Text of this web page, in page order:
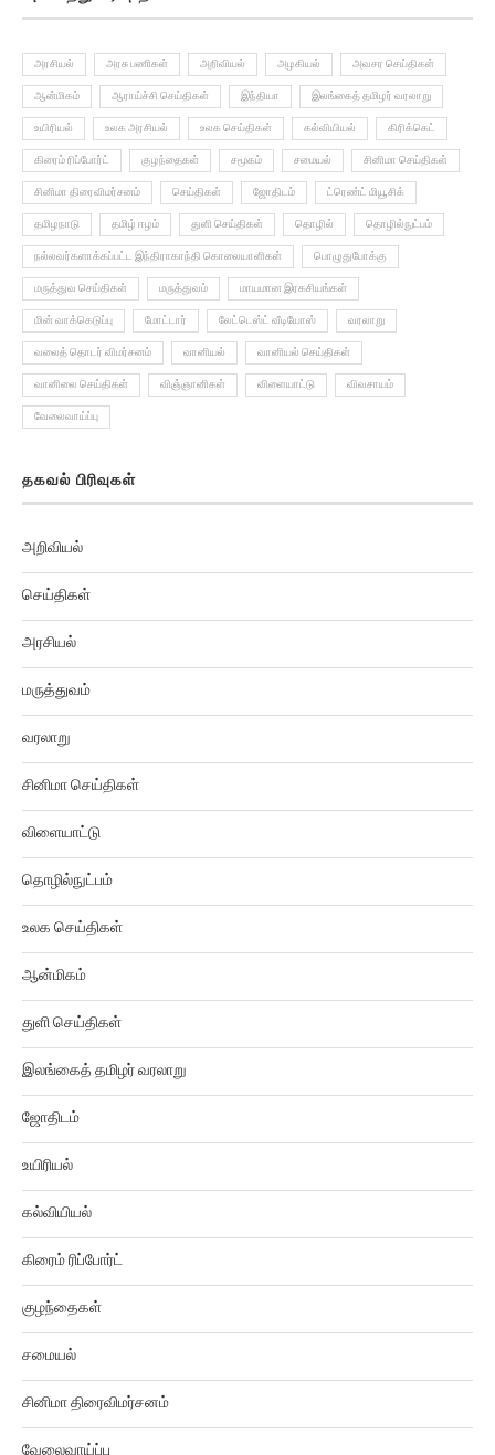
அரசியல் அரசு பணிகள் அறிவியல் அழகியல் அவசர செய்திகள்
ஆன்மிகம் ஆராய்ச்சி செய்திகள் இந்தியா இலங்கைத் தமிழர் வரலாறு
உயிரியல் உலக அரசியல் உலக செய்திகள் கல்வியியல் கிரிக்கெட்
கிரைம் ரிப்போர்ட் குழந்தைகள் சமூகம் சமையல் சினிமா செய்திகள்
சினிமா திரைவிமர்சனம் செய்திகள் ஜோதிடம் ட்ரெண்ட் மியூசிக்
தமிழநாடு தமிழ் ஈழம் துளி செய்திகள் தொழில் தொழில்நுட்பம்
நல்லவர்களாக்கப்பட்ட இந்திராகாந்தி கொலையாளிகள் பொழுதுபோக்கு
மருத்துவ செய்திகள் மருத்துவம் மாயமான இரகசியங்கள்
மின் வாக்கெடுப்பு மோட்டார் லேட்டெஸ்ட் வீடியோஸ் வரலாறு
வலைத் தொடர் விமர்சனம் வானியல் வானியல் செய்திகள்
வானிலை செய்திகள் விஞ்ஞானிகள் விளையாட்டு விவசாயம்
வேலைவாய்ப்பு
தகவல் பிரிவுகள்
அறிவியல்
செய்திகள்
அரசியல்
மருத்துவம்
வரலாறு
சினிமா செய்திகள்
விளையாட்டு
தொழில்நுட்பம்
உலக செய்திகள்
ஆன்மிகம்
துளி செய்திகள்
இலங்கைத் தமிழர் வரலாறு
ஜோதிடம்
உயிரியல்
கல்வியியல்
கிரைம் ரிப்போர்ட்
குழந்தைகள்
சமையல்
சினிமா திரைவிமர்சனம்
வேலைவாய்ப்பு